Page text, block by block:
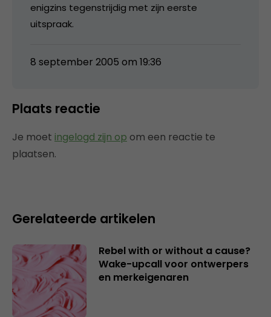
enigzins tegenstrijdig met zijn eerste
uitspraak.
8 september 2005 om 19:36
Plaats reactie
Je moet ingelogd zijn op om een reactie te
plaatsen.
Gerelateerde artikelen
Rebel with or without a cause?
Wake-upcall voor ontwerpers
en merkeigenaren